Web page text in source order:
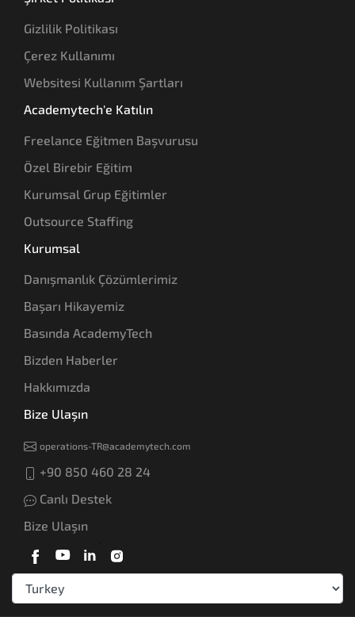
Gizlilik Politikası
Çerez Kullanımı
Websitesi Kullanım Şartları
Academytech'e Katılın
Freelance Eğitmen Başvurusu
Özel Birebir Eğitim
Kurumsal Grup Eğitimler
Outsource Staffing
Kurumsal
Danışmanlık Çözümlerimiz
Başarı Hikayemiz
Basında AcademyTech
Bizden Haberler
Hakkımızda
Bize Ulaşın
operations-TR@academytech.com
+90 850 460 28 24
Canlı Destek
Bize Ulaşın